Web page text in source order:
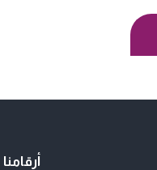
أرقامنا